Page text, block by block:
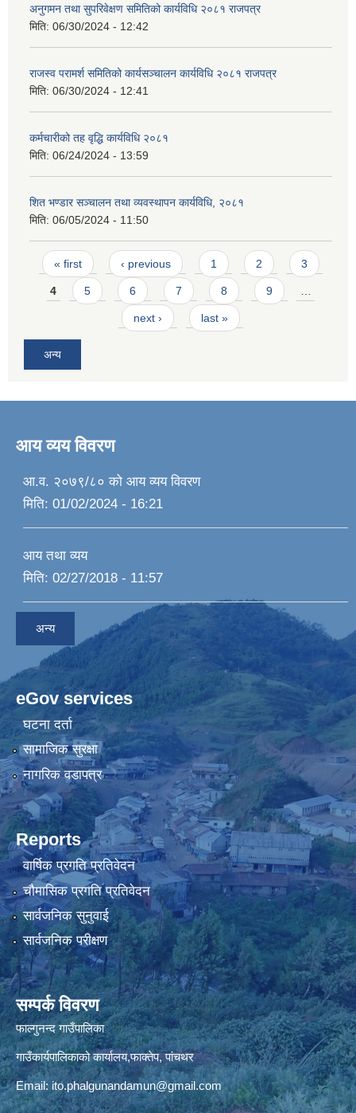
अनुगमन तथा सुपरिवेक्षण समितिको कार्यविधि २०८१ राजपत्र
मिति: 06/30/2024 - 12:42
राजस्व परामर्श समितिको कार्यसञ्चालन कार्यविधि २०८१ राजपत्र
मिति: 06/30/2024 - 12:41
कर्मचारीको तह वृद्धि कार्यविधि २०८१
मिति: 06/24/2024 - 13:59
शित भण्डार सञ्चालन तथा व्यवस्थापन कार्यविधि, २०८१
मिति: 06/05/2024 - 11:50
Pages
« first ‹ previous 1 2 3
4 5 6 7 8 9
next › last »
अन्य
आय व्यय विवरण
आ.व. २०७९/८० को आय व्यय विवरण
मिति: 01/02/2024 - 16:21
आय तथा व्यय
मिति: 02/27/2018 - 11:57
अन्य
eGov services
घटना दर्ता
सामाजिक सुरक्षा
नागरिक वडापत्र
Reports
वार्षिक प्रगति प्रतिवेदन
चौमासिक प्रगति प्रतिवेदन
सार्वजनिक सुनुवाई
सार्वजनिक परीक्षण
सम्पर्क विवरण
फाल्गुनन्द गाउँपालिका
गाउँकार्यपालिकाको कार्यालय,फाक्तेप, पांचथर
Email: ito.phalgunandamun@gmail.com